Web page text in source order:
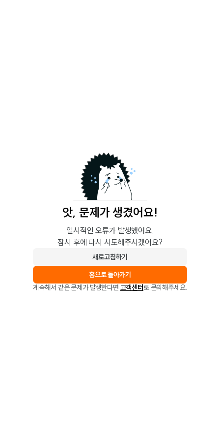
앗, 문제가 생겼어요!
일시적인 오류가 발생했어요.
잠시 후에 다시 시도해주시겠어요?
새로고침하기
홈으로 돌아가기
계속해서 같은 문제가 발생한다면 고객센터로 문의해주세요.